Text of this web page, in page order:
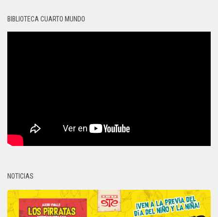
BIBLIOTECA CUARTO MUNDO
NOTICIAS